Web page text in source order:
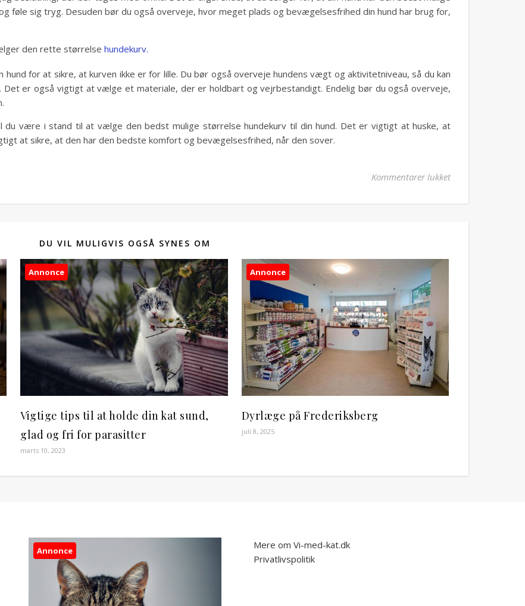
føle sig tryg. Desuden bør du også overveje, hvor meget plads og bevægelsesfrihed din hund har brug for,
den rette størrelse hundekurv.
for at sikre, at kurven ikke er for lille. Du bør også overveje hundens vægt og aktivitetniveau, så du kan
er også vigtigt at vælge et materiale, der er holdbart og vejrbestandigt. Endelig bør du også overveje,
du være i stand til at vælge den bedst mulige størrelse hundekurv til din hund. Det er vigtigt at huske, at
at sikre, at den har den bedste komfort og bevægelsesfrihed, når den sover.
Kommentarer lukkettil Vælg den rette
DU VIL MULIGVIS OGSÅ SYNES OM
Annonce
Vigtige tips til at holde din kat sund,
glad og fri for parasitter
marts 10, 2023
Annonce
Dyrlæge på Frederiksberg
juli 8, 2025
Annonce
Mere om Vi-med-kat.dk
Privatlivspolitik